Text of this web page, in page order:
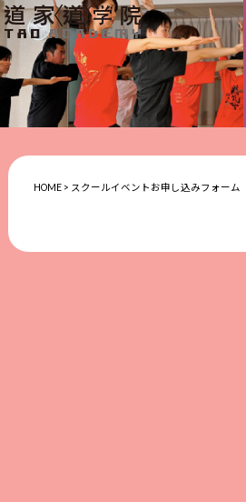
HOME> スクールイベントお申し込みフォーム